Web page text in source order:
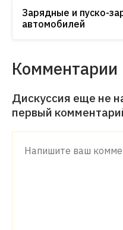
Зарядные и пуско-
автомобилей
Комментарии
Дискуссия еще не
первый